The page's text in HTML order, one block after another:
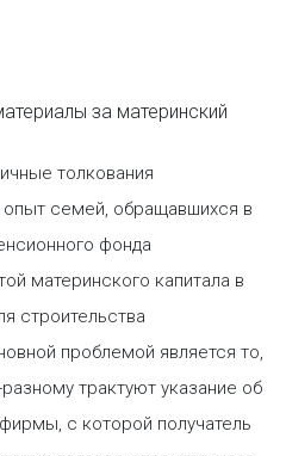
толкования
опыт семей, обращавшихся в
фонда
материнского капитала в
строительства
проблемой является то,
трактуют указание об
с которой получатель